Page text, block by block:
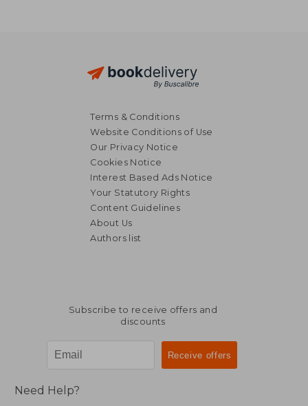
Terms & Conditions
Website Conditions of Use
Our Privacy Notice
Cookies Notice
Interest Based Ads Notice
Your Statutory Rights
Content Guidelines
About Us
Authors list
Subscribe to receive offers and
discounts
Need Help?